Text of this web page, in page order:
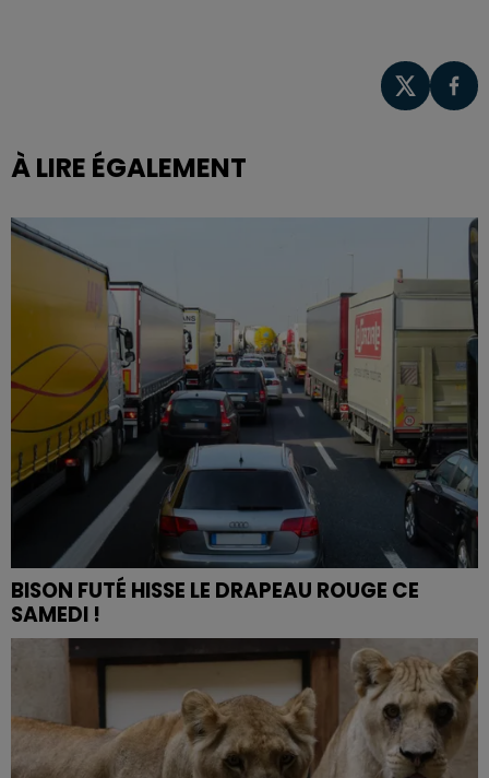
À LIRE ÉGALEMENT
BISON FUTÉ HISSE LE DRAPEAU ROUGE CE
SAMEDI !